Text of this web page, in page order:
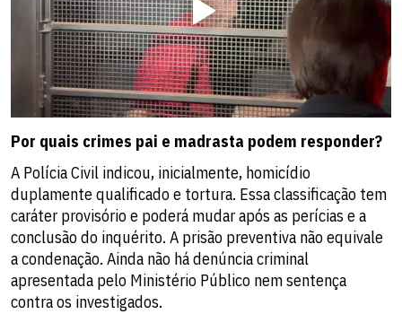
Por quais crimes pai e madrasta podem responder?
A Polícia Civil indicou, inicialmente, homicídio
duplamente qualificado e tortura. Essa classificação tem
caráter provisório e poderá mudar após as perícias e a
conclusão do inquérito. A prisão preventiva não equivale
a condenação. Ainda não há denúncia criminal
apresentada pelo Ministério Público nem sentença
contra os investigados.